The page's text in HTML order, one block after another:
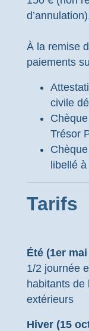
À la remise
paiements
civile
Trésor
libellé à
Tarifs
Été (1er
1/2 journée
habitants de
extérieurs
Hiver (15